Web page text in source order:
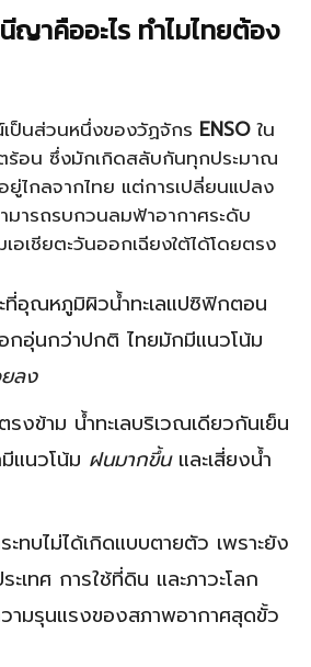
ญาคืออะไร ทำไมไทยต้อง
ป็นส่วนหนึ่งของวัฏจักร ENSOใน
ร้อน ซึ่งมักเกิดสลับกันทุกประมาณ
ยู่ไกลจากไทย แต่การเปลี่ยนแปลง
ารถรบกวนลมฟ้าอากาศระดับ
เชียตะวันออกเฉียงใต้ได้โดยตรง
ที่อุณหภูมิผิวน้ำทะเลแปซิฟิกตอน
กอุ่นกว่าปกติ ไทยมักมีแนวโน้ม
ลง
รงข้าม น้ำทะเลบริเวณเดียวกันเย็น
แนวโน้ม ฝนมากขึ้นและเสี่ยงน้ำ
ทบไม่ได้เกิดแบบตายตัว เพราะยัง
เทศ การใช้ที่ดิน และภาวะโลก
ามรุนแรงของสภาพอากาศสุดขั้ว